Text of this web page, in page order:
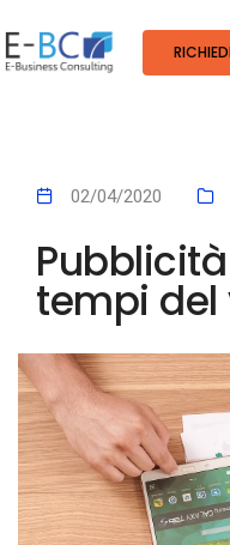
02/04/2020
tempi del